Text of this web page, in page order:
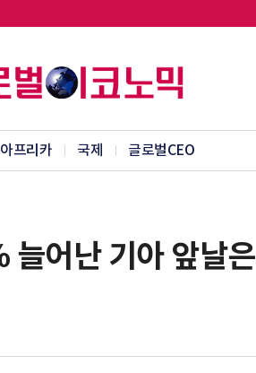
프리카 국제 글로벌CEO
어난 기아 앞날은